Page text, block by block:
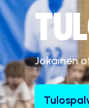
Jokainen